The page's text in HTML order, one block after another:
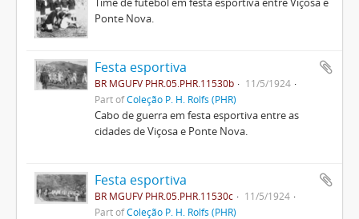
Ponte Nova.
Festa esportiva
BR MGUFV PHR.05.PHR.11530b
11/5/1924
Part ofColeção P. H. Rolfs (PHR)
Cabo de guerra em festa esportiva entre as
cidades de Viçosa e Ponte Nova.
Festa esportiva
BR MGUFV PHR.05.PHR.11530c
11/5/1924
Part ofColeção P. H. Rolfs (PHR)